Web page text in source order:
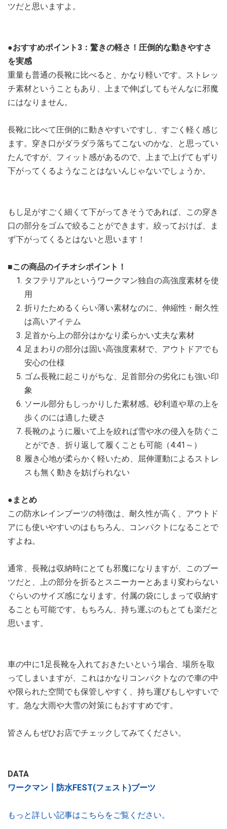
ツだと思いますよ。
●おすすめポイント3：驚きの軽さ！圧倒的な動きやすさ
を実感
重量も普通の長靴に比べると、かなり軽いです。ストレッ
チ素材ということもあり、上まで伸ばしてもそんなに邪魔
にはなりません。
長靴に比べて圧倒的に動きやすいですし、すごく軽く感じ
ます。穿き口がダラダラ落ちてこないのかな、と思ってい
たんですが、フィット感があるので、上まで上げてもずり
下がってくるようなことはないんじゃないでしょうか。
もし足がすごく細くて下がってきそうであれば、この穿き
口の部分をゴムで絞ることができます。絞っておけば、ま
ず下がってくるとはないと思います！
■この商品のイチオシポイント！
タフテリアルというワークマン独自の高強度素材を使
用
折りたためるくらい薄い素材なのに、伸縮性・耐久性
は高いアイテム
足首から上の部分はかなり柔らかい丈夫な素材
足まわりの部分は固い高強度素材で、アウトドアでも
安心の仕様
ゴム長靴に起こりがちな、足首部分の劣化にも強い印
象
ソール部分もしっかりした素材感。砂利道や草の上を
歩くのには適した硬さ
長靴のように履いて上を絞れば雪や水の侵入を防ぐこ
とができ、折り返して履くことも可能（4:41～）
履き心地が柔らかく軽いため、屈伸運動によるストレ
スも無く動きを妨げられない
●まとめ
この防水レインブーツの特徴は、耐久性が高く、アウトド
アにも使いやすいのはもちろん、コンパクトになることで
すよね。
通常、長靴は収納時にとても邪魔になりますが、このブー
ツだと、上の部分を折るとスニーカーとあまり変わらない
ぐらいのサイズ感になります。付属の袋にしまって収納す
ることも可能です。もちろん、持ち運ぶのもとても楽だと
思います。
車の中に1足長靴を入れておきたいという場合、場所を取
ってしまいますが、これはかなりコンパクトなので車の中
や限られた空間でも保管しやすく、持ち運びもしやすいで
す。急な大雨や大雪の対策にもおすすめです。
皆さんもぜひお店でチェックしてみてください。
DATA
ワークマン┃防水FEST(フェスト)ブーツ
もっと詳しい記事はこちらをご覧ください。